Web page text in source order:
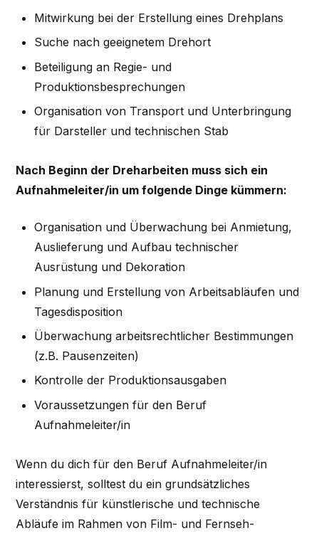
Mitwirkung bei der Erstellung eines Drehplans
Suche nach geeignetem Drehort
Beteiligung an Regie- und
Produktionsbesprechungen
Organisation von Transport und Unterbringung
für Darsteller und technischen Stab
Nach Beginn der Dreharbeiten muss sich ein
Aufnahmeleiter/in um folgende Dinge kümmern:
Organisation und Überwachung bei Anmietung,
Auslieferung und Aufbau technischer
Ausrüstung und Dekoration
Planung und Erstellung von Arbeitsabläufen und
Tagesdisposition
Überwachung arbeitsrechtlicher Bestimmungen
(z.B. Pausenzeiten)
Kontrolle der Produktionsausgaben
Voraussetzungen für den Beruf
Aufnahmeleiter/in
Wenn du dich für den Beruf Aufnahmeleiter/in
interessierst, solltest du ein grundsätzliches
Verständnis für künstlerische und technische
Abläufe im Rahmen von Film- und Fernseh-